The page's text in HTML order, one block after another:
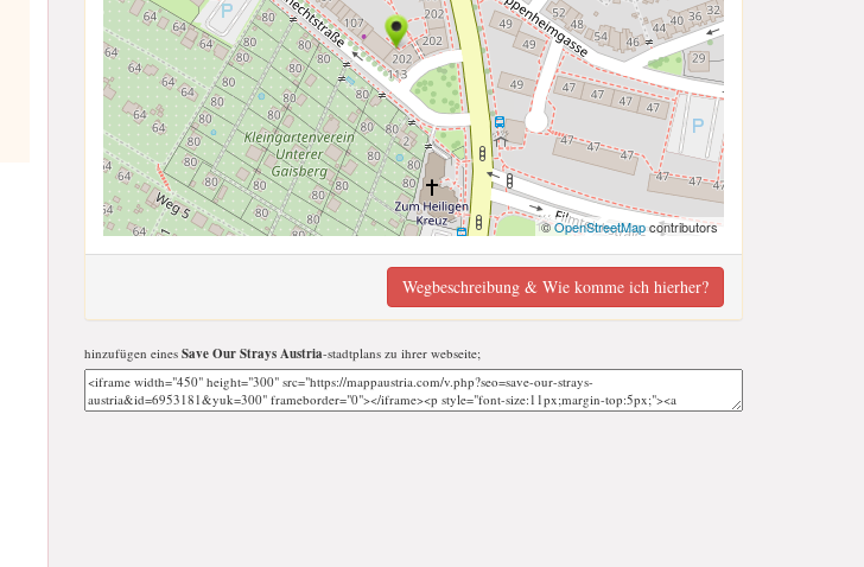
©OpenStreetMapcontributors
Wegbeschreibung & Wie komme ich hierher?
hinzufügen eines Save Our Strays Austria-stadtplans zu ihrer webseite;